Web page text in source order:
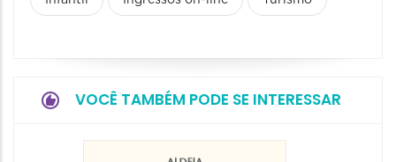
VOCÊ TAMBÉM PODE SE INTERESSAR